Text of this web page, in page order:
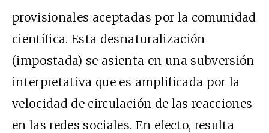
provisionales aceptadas por la comunidad
científica. Esta desnaturalización
(impostada) se asienta en una subversión
interpretativa que es amplificada por la
velocidad de circulación de las reacciones
en las redes sociales. En efecto, resulta